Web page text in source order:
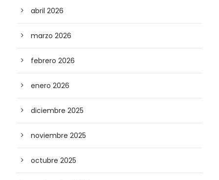
abril 2026
marzo 2026
febrero 2026
enero 2026
diciembre 2025
noviembre 2025
octubre 2025